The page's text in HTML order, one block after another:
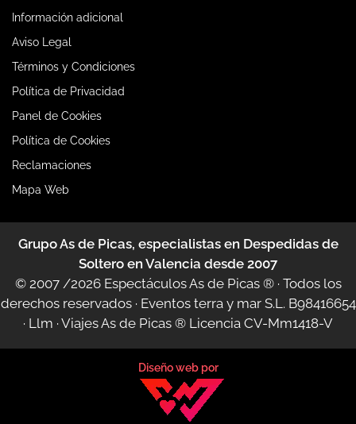
Información adicional
Aviso Legal
Términos y Condiciones
Política de Privacidad
Panel de Cookies
Política de Cookies
Reclamaciones
Mapa Web
Grupo As de Picas, especialistas en Despedidas de
Soltero en Valencia desde 2007
© 2007 /2026 Espectáculos As de Picas ®· Todos los
derechos reservados · Eventos terra y mar S.L. B98416654
· Llm · Viajes As de Picas ® Licencia CV-Mm1418-V
Diseño web por